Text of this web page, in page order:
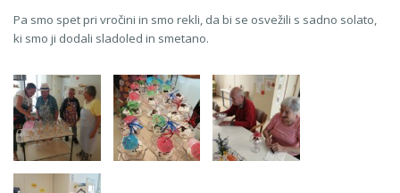
Pa smo spet pri vročini in smo rekli, da bi se osvežili s sadno solato,
ki smo ji dodali sladoled in smetano.